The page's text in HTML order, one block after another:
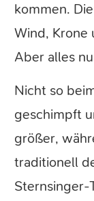
kommen.
Wind, Krone
Aber alles
Nicht so
geschimpft
größer,
traditionell